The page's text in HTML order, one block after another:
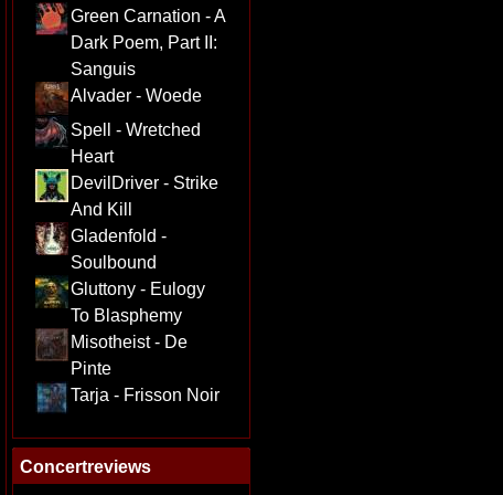
Green Carnation - A
Dark Poem, Part II:
Sanguis
Alvader - Woede
Spell - Wretched
Heart
DevilDriver - Strike
And Kill
Gladenfold -
Soulbound
Gluttony - Eulogy
To Blasphemy
Misotheist - De
Pinte
Tarja - Frisson Noir
Concertreviews